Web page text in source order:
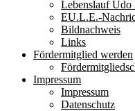
Lebenslauf Udo
EU.L.E.-
Bildnachweis
Links
Fördermitglied werden
Impressum
Impressum
Datenschutz